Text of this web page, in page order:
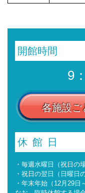
開館時間
9
各施設ご
休館日
・毎週水曜日（祝日の
・祝日の翌日（日曜日
・年末年始（12月29日